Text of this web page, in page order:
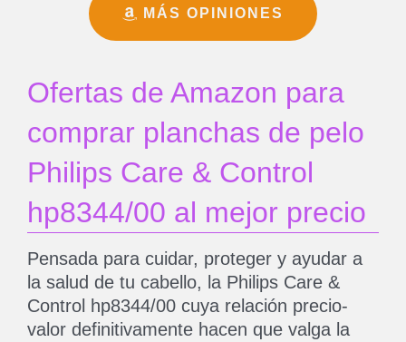
MÁS OPINIONES
Ofertas de Amazon para
comprar planchas de pelo
Philips Care & Control
hp8344/00 al mejor precio
Pensada para cuidar, proteger y ayudar a
la salud de tu cabello, la Philips Care &
Control hp8344/00 cuya relación precio-
valor definitivamente hacen que valga la